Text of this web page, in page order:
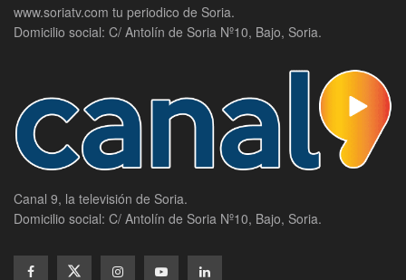
www.soriatv.com tu periodico de Soria.
Domicilio social: C/ Antolín de Soria Nº10, Bajo, Soria.
Canal 9, la televisión de Soria.
Domicilio social: C/ Antolín de Soria Nº10, Bajo, Soria.